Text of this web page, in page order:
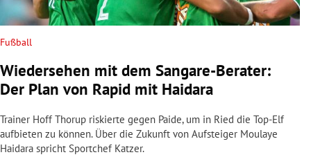
Untermenü
Untermenü
Untermenü
Fußball
Wiedersehen mit dem Sangare-Berater:
Der Plan von Rapid mit Haidara
Trainer Hoff Thorup riskierte gegen Paide, um in Ried die Top-Elf
aufbieten zu können. Über die Zukunft von Aufsteiger Moulaye
Haidara spricht Sportchef Katzer.